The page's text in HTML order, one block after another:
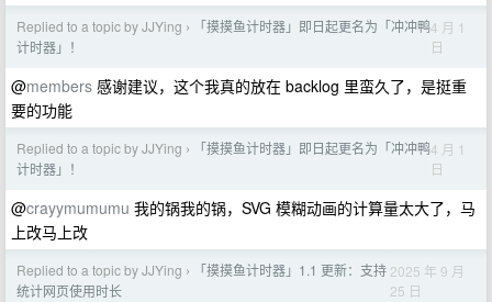
Replied to a topic by JJYing ›
「摸摸鱼计时器」即日起更名为「冲冲鸭
计时器」！
4 月 1
日
@members 感谢建议，这个我真的放在 backlog 里蛮久了，是挺重
要的功能
Replied to a topic by JJYing ›
「摸摸鱼计时器」即日起更名为「冲冲鸭
计时器」！
4 月 1
日
@crayymumumu 我的锅我的锅，SVG 模糊动画的计算量太大了，马
上改马上改
Replied to a topic by JJYing ›
「摸摸鱼计时器」1.1 更新：支持
统计网页使用时长
2025 年 9 月
25 日